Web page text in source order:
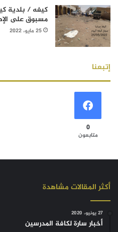
كيفه / بلدية
مسبوق على
25 مايو، 2022
إتبعنا
0
متابعون
أكثر المقالات مشاهدة
27 يونيو، 2020
أخبار سارة لكافة المدرسين